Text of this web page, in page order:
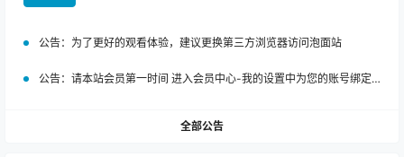
公告： 为了更好的观看体验，建议更换第三方浏览器访问泡面站
公告： 请本站会员第一时间 进入会员中心-我的设置中为您的账号绑定邮箱!
全部公告